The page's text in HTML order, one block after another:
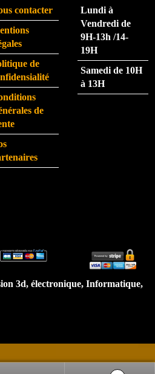
eme
nt.
pers
onne
sitez
pas.
Je
ment
contacter
de
de
Lundi à
Vendredi de
9H-13h /14-
19H
Samedi de 10H
à 13H
3d, électronique, Informatique,